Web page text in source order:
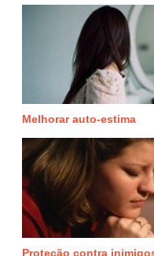
Melhorar auto-estima
Proteção contra